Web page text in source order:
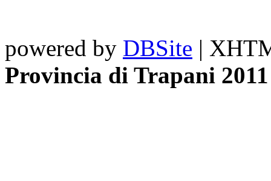
powered by DBSite |
Provincia di Trapani 2011